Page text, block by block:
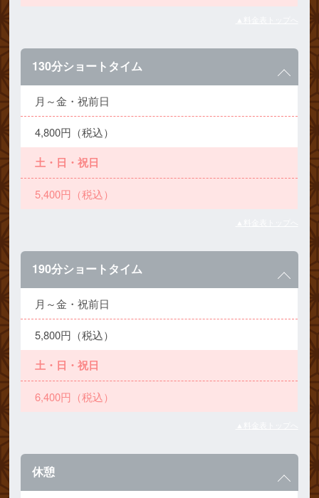
130分ショートタイム
月～金・祝前日
4,800円（税込）
土・日・祝日
5,400円（税込）
190分ショートタイム
月～金・祝前日
5,800円（税込）
土・日・祝日
6,400円（税込）
休憩